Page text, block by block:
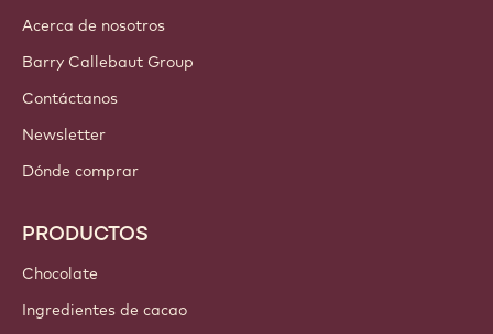
Acerca de nosotros
Barry Callebaut Group
Contáctanos
Newsletter
Dónde comprar
PRODUCTOS
Chocolate
Ingredientes de cacao